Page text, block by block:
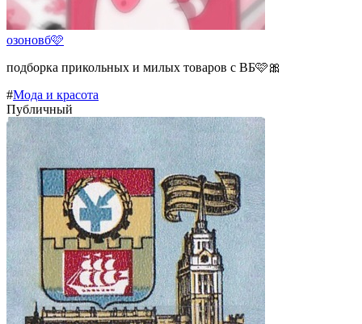
озоновб🩷
подборка прикольных и милых товаров с ВБ🩷🎀
#Мода и красота
Публичный